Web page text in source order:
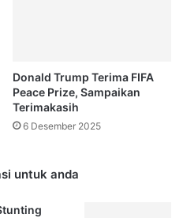
Donald Trump Terima FIFA
Peace Prize, Sampaikan
Terimakasih
6 Desember 2025
untuk anda